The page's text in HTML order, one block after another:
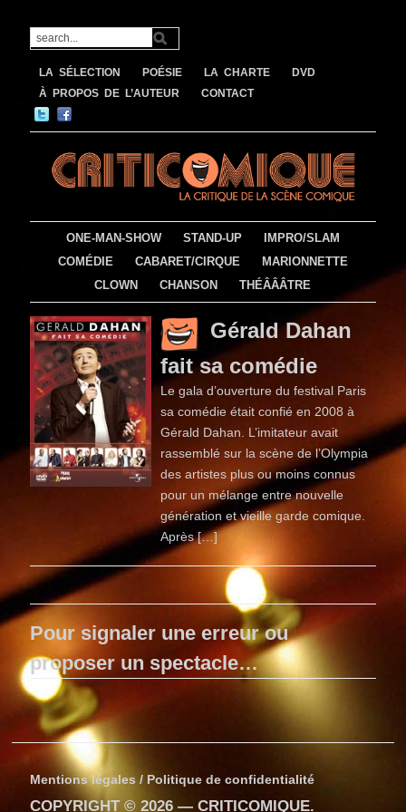
LA SÉLECTION POÉSIE LA CHARTE
DVD
À PROPOS DE L’AUTEUR
CONTACT
ONE-MAN-SHOW STAND-UP
IMPRO/SLAM
COMÉDIE
CABARET/CIRQUE
MARIONNETTE
CLOWN
CHANSON THÉÂÂÂTRE
Gérald Dahan
fait sa comédie
Le gala d’ouverture du festival Paris
sa comédie était confié en 2008 à
Gérald Dahan. L’imitateur avait
rassemblé sur la scène de l’Olympia
des artistes plus ou moins connus
pour un mélange entre nouvelle
génération et vieille garde comique.
Après […]
Pour signaler une erreur ou
proposer un spectacle…
Mentions légales / Politique de confidentialité
COPYRIGHT © 2026 —CRITICOMIQUE.